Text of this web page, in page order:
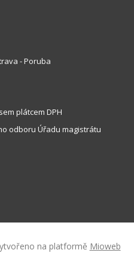
- Poruba
plátcem DPH
odboru Úřadu magistrátu
na platformě Mioweb